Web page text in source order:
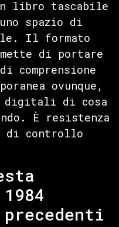
libro tascabile
spazio di
Il formato
di portare
comprensione
ovunque,
digitali di cosa
È resistenza
di controllo